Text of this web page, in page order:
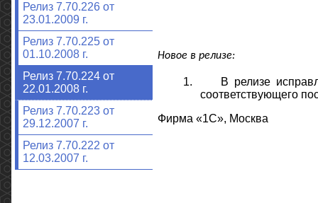
Релиз 7.70.226 от
23.01.2009 г.
Релиз 7.70.225 от
01.10.2008 г.
Релиз 7.70.224 от
22.01.2008 г.
Релиз 7.70.223 от
29.12.2007 г.
Релиз 7.70.222 от
12.03.2007 г.
Новое в релизе:
1.
В релизе
соответствующего
Фирма «1С», Москва